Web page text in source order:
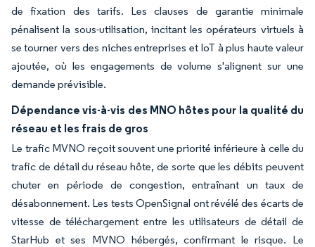
de fixation des tarifs. Les clauses de garantie minimale
pénalisent la sous-utilisation, incitant les opérateurs virtuels à
se tourner vers des niches entreprises et IoT à plus haute valeur
ajoutée, où les engagements de volume s'alignent sur une
demande prévisible.
Dépendance vis-à-vis des MNO hôtes pour la qualité du
réseau et les frais de gros
Le trafic MVNO reçoit souvent une priorité inférieure à celle du
trafic de détail du réseau hôte, de sorte que les débits peuvent
chuter en période de congestion, entraînant un taux de
désabonnement. Les tests OpenSignal ont révélé des écarts de
vitesse de téléchargement entre les utilisateurs de détail de
StarHub et ses MVNO hébergés, confirmant le risque. Le